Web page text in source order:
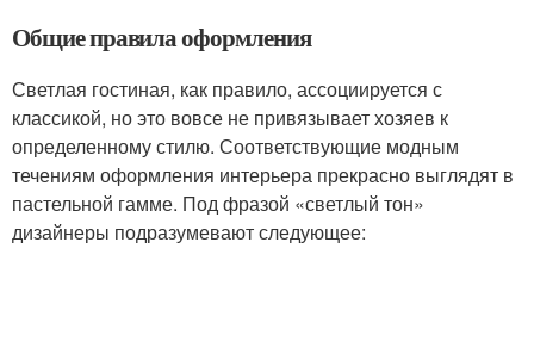
Общие правила оформления
Светлая гостиная, как правило, ассоциируется с
классикой, но это вовсе не привязывает хозяев к
определенному стилю. Соответствующие модным
течениям оформления интерьера прекрасно выглядят в
пастельной гамме. Под фразой «светлый тон»
дизайнеры подразумевают следующее: